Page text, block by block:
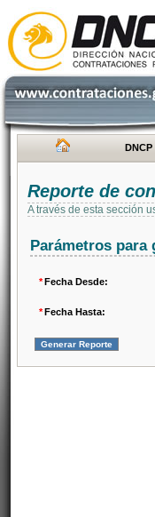
DNCP
Reporte de
A través de esta sección
Parámetros para
*Fecha Desde:
*Fecha Hasta: